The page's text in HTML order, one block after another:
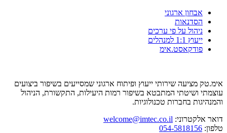
אבחון ארגוני
הסדנאות
ניהול על פי ערכים
ייעוץ 1:1 למנהלים
פודקאסט.אימ
אימ.טק מציעה שירותי ייעוץ ופיתוח ארגוני שמסייעים בשיפור ביצועים
עוצמתי ושיטתי המתבטא בשיפור רמות היעילות, התקשורת, הניהול
והמנהיגות בחברות טכנולוגיות.
דואר אלקטרוני: welcome@imtec.co.il
טלפון: 054-5818156